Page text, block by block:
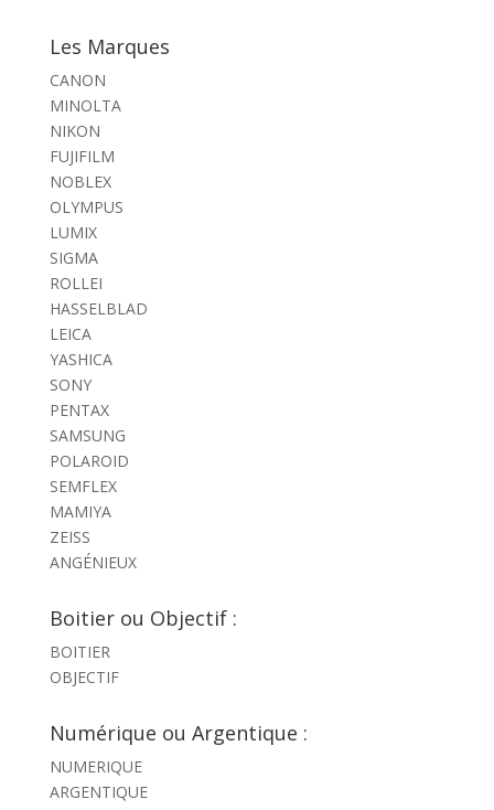
Les Marques
CANON
MINOLTA
NIKON
FUJIFILM
NOBLEX
OLYMPUS
LUMIX
SIGMA
ROLLEI
HASSELBLAD
LEICA
YASHICA
SONY
PENTAX
SAMSUNG
POLAROID
SEMFLEX
MAMIYA
ZEISS
ANGÉNIEUX
Boitier ou Objectif :
BOITIER
OBJECTIF
Numérique ou Argentique :
NUMERIQUE
ARGENTIQUE